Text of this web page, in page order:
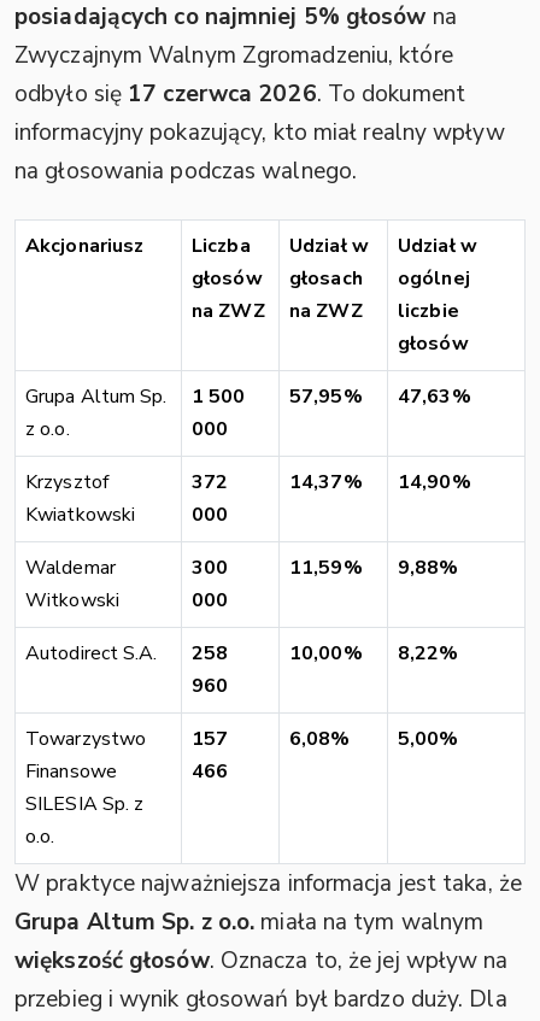
posiadających co najmniej 5% głosów na
Zwyczajnym Walnym Zgromadzeniu, które
odbyło się 17 czerwca 2026. To dokument
informacyjny pokazujący, kto miał realny wpływ
na głosowania podczas walnego.
Akcjonariusz
Liczba
głosów
na ZWZ
Udział w
głosach
na ZWZ
Udział w
ogólnej
liczbie
głosów
Grupa Altum Sp.
z o.o.
1 500
000
57,95% 47,63%
Krzysztof
Kwiatkowski
372
000
14,37% 14,90%
Waldemar
Witkowski
300
000
11,59% 9,88%
Autodirect S.A.
258
960
10,00% 8,22%
Towarzystwo
Finansowe
SILESIA Sp. z
o.o.
157
466
6,08% 5,00%
W praktyce najważniejsza informacja jest taka, że
Grupa Altum Sp. z o.o. miała na tym walnym
większość głosów. Oznacza to, że jej wpływ na
przebieg i wynik głosowań był bardzo duży. Dla